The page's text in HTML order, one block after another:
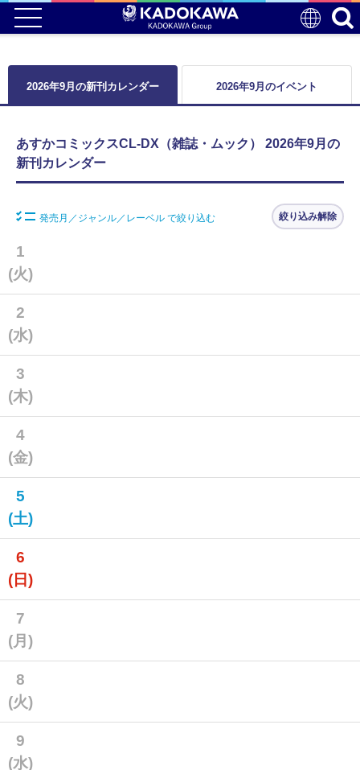
2026年9月の新刊カレンダー 2026年9月のイベント
あすかコミックスCL-DX（雑誌・ムック） 2026年9月の
新刊カレンダー
発売月／ジャンル／レーベル で絞り込む 絞り込み解除
1
(火)
2
(水)
3
(木)
4
(金)
5
(土)
6
(日)
7
(月)
8
(火)
9
(水)